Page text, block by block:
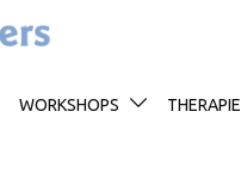
WORKSHOPS THERAPIE